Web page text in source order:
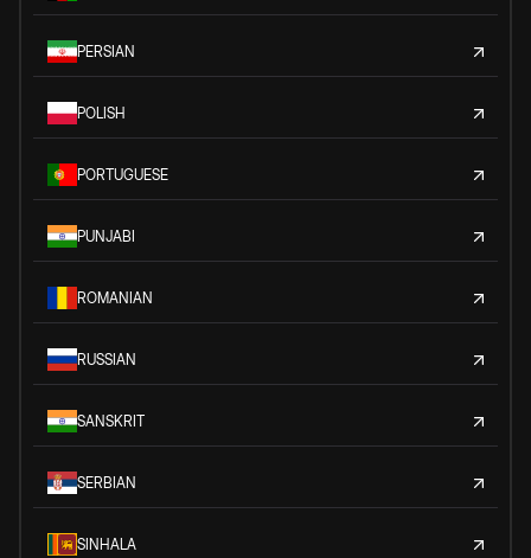
PERSIAN
POLISH
PORTUGUESE
PUNJABI
ROMANIAN
RUSSIAN
SANSKRIT
SERBIAN
SINHALA